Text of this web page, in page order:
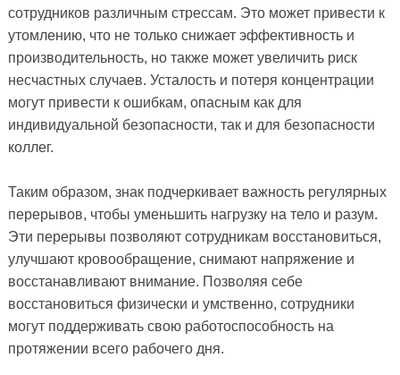
сотрудников различным стрессам. Это может привести к
утомлению, что не только снижает эффективность и
производительность, но также может увеличить риск
несчастных случаев. Усталость и потеря концентрации
могут привести к ошибкам, опасным как для
индивидуальной безопасности, так и для безопасности
коллег.
Таким образом, знак подчеркивает важность регулярных
перерывов, чтобы уменьшить нагрузку на тело и разум.
Эти перерывы позволяют сотрудникам восстановиться,
улучшают кровообращение, снимают напряжение и
восстанавливают внимание. Позволяя себе
восстановиться физически и умственно, сотрудники
могут поддерживать свою работоспособность на
протяжении всего рабочего дня.